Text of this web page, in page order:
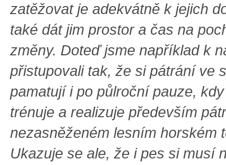
zatěžovat je adekvátně k jejich
také dát jim prostor a čas na
změny. Doteď jsme například k
přistupovali tak, že si pátrání ve
pamatují i po půlroční pauze,
trénuje a realizuje především
nezasněženém lesním horském
Ukazuje se ale, že i pes si musí